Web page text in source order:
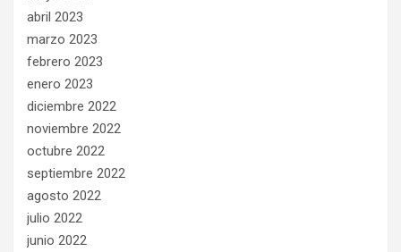
abril 2023
marzo 2023
febrero 2023
enero 2023
diciembre 2022
noviembre 2022
octubre 2022
septiembre 2022
agosto 2022
julio 2022
junio 2022